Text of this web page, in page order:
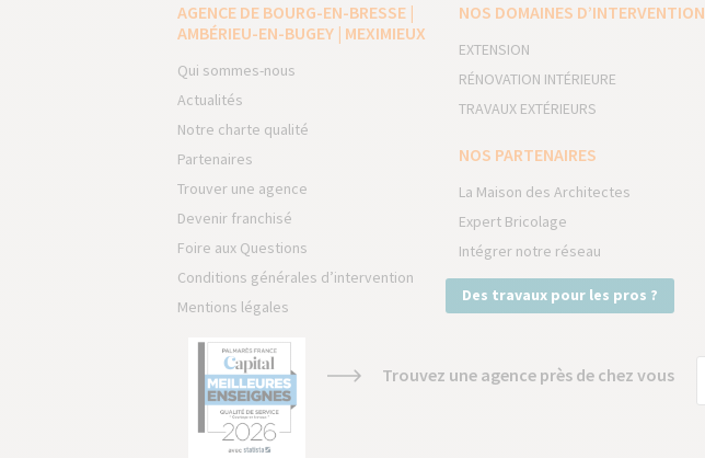
AGENCE DE BOURG-EN-BRESSE |
AMBÉRIEU-EN-BUGEY | MEXIMIEUX
Qui sommes-nous
Actualités
Notre charte qualité
Partenaires
Trouver une agence
Devenir franchisé
Foire aux Questions
Conditions générales d’intervention
Mentions légales
NOS DOMAINES D’INTERVENTION
EXTENSION
RÉNOVATION INTÉRIEURE
TRAVAUX EXTÉRIEURS
NOS PARTENAIRES
La Maison des Architectes
Expert Bricolage
Intégrer notre réseau
Des travaux pour les pros ?
Trouvez une agence près de chez vous